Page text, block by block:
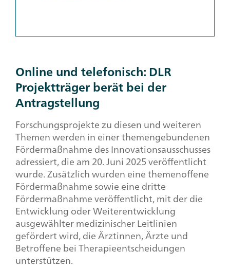
Online und telefonisch: DLR
Projektträger berät bei der
Antragstellung
Forschungsprojekte zu diesen und weiteren
Themen werden in einer themengebundenen
Fördermaßnahme des Innovationsausschusses
adressiert, die am 20. Juni 2025 veröffentlicht
wurde. Zusätzlich wurden eine themenoffene
Fördermaßnahme sowie eine dritte
Fördermaßnahme veröffentlicht, mit der die
Entwicklung oder Weiterentwicklung
ausgewählter medizinischer Leitlinien
gefördert wird, die Ärztinnen, Ärzte und
Betroffene bei Therapieentscheidungen
unterstützen.